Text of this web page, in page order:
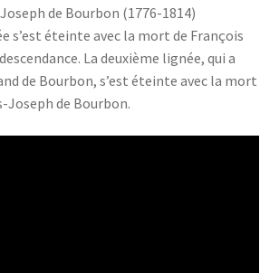
de Bourbon (1776-1814)
s’est éteinte avec la mort de François
La deuxième lignée, qui a
de Bourbon, s’est éteinte avec la mort
Joseph de Bourbon.